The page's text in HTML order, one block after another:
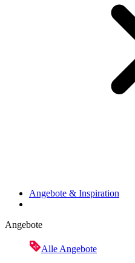
Angebote & Inspiration
Angebote
Alle Angebote